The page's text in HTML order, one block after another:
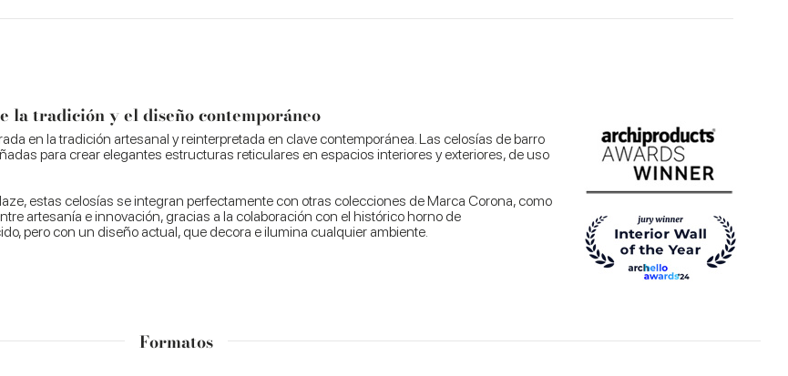
la tradición y el diseño contemporáneo
en la tradición artesanal y reinterpretada en clave contemporánea. Las celosías de barro
para crear elegantes estructuras reticulares en espacios interiores y exteriores, de uso
estas celosías se integran perfectamente con otras colecciones de Marca Corona, como
artesanía e innovación, gracias a la colaboración con el histórico horno de
pero con un diseño actual, que decora e ilumina cualquier ambiente.
Formatos